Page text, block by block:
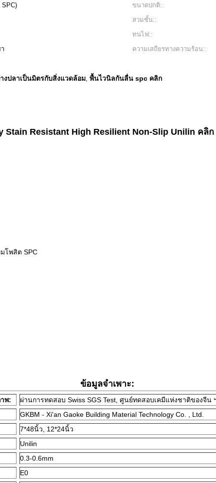
ขนาดปกติ::
สวมชั้น::
ทนไฟ::
ความเสถียรทางความร้อน::
งปลาเป็นมิตรกับสิ่งแวดล้อม, พื้นไวนิลกันลื่น spc คลิก
Stain Resistant High Resilient Non-Slip Unilin คลิ
โพสิต SPC
ข้อมูลจำเพาะ:
พ:
ผ่านการทดสอบ Swiss SGS Test, ศูนย์ทดสอบเคมีแห่งชาติของจีน
GKBM - Xi'an Gaoke Building Material Technology Co. , Ltd.
7*48นิ้ว, 12*24นิ้ว
Unilin
0.3-0.6mm
E0